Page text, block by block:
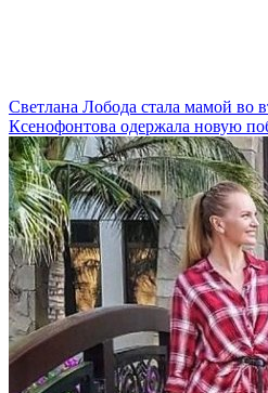
Светлана Лобода стала мамой во
Ксенофонтова одержала новую